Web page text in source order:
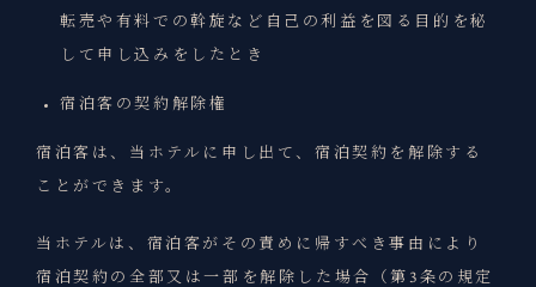
転売や有料での斡旋など自己の利益を図る目的を秘
して申し込みをしたとき
宿泊客の契約解除権
宿泊客は、当ホテルに申し出て、宿泊契約を解除する
ことができます。
当ホテルは、宿泊客がその責めに帰すべき事由により
宿泊契約の全部又は一部を解除した場合（第3条の規定